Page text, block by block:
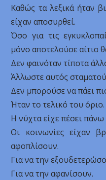
Καθώς τα λεξικά ήταν
είχαν αποσυρθεί.
Όσο για τις
μόνο αποτελούσε αίτιο
Δεν φαινόταν τίποτα
Άλλωστε αυτός
Δεν μπορούσε να πάει
Ήταν το τελικό του όριο.
Η νύχτα είχε πέσει
Οι κοινωνίες είχαν
αφοπλίσουν.
Για να την
Για να την αφανίσουν.